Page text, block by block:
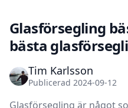
Glasförsegling
bästa
Tim Karlsson
Publicerad 2024-09-12
Glasförsegling är något